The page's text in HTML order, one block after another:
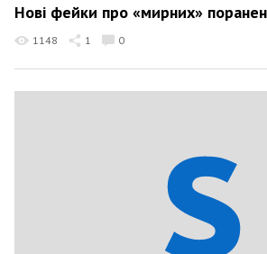
Нові фейки про «мирних»
1148 1 0